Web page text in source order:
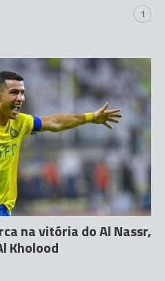
1
na vitória do Al Nassr,
Kholood